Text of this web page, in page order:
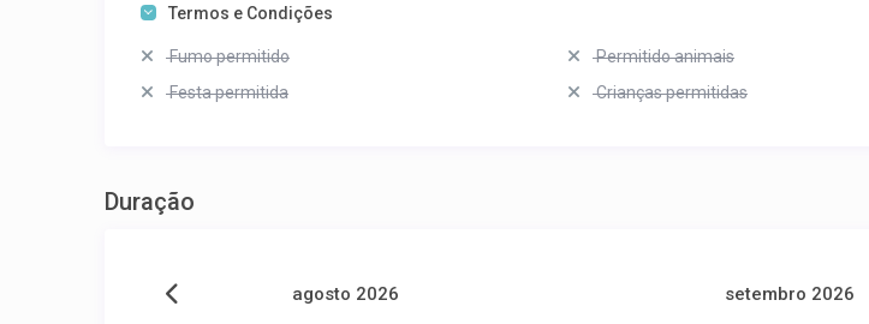
Termos e Condições
Fumo permitido
Permitido animais
Festa permitida
Crianças permitidas
Duração
agosto 2026 setembro 2026